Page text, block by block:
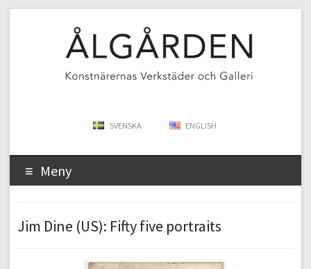
SVENSKA ENGLISH
Meny
Jim Dine (US): Fifty five portraits